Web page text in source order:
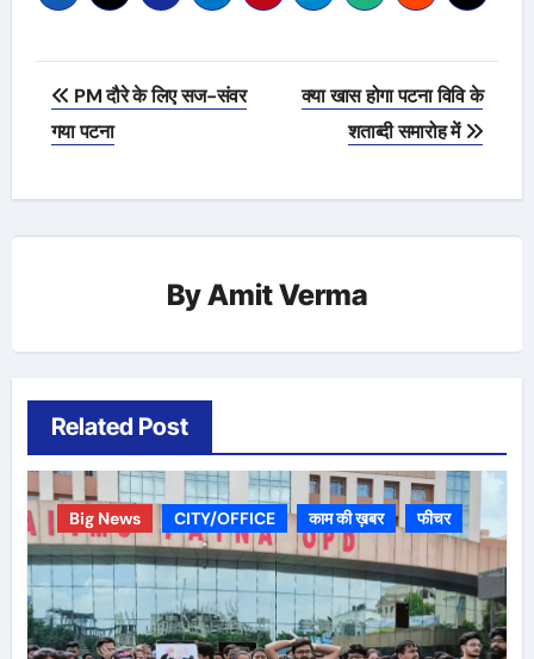
Post
navigation
PM दौरे के लिए सज-संवर
गया पटना
क्या खास होगा पटना विवि के
शताब्दी समारोह में
ByAmit Verma
Related Post
Big News CITY/OFFICE काम की ख़बर फीचर